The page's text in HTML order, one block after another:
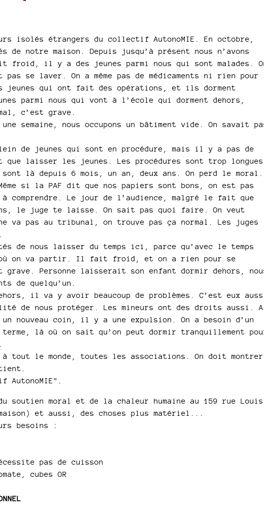
volume.
isolés étrangers du collectif AutonoMIE. En octobre,
de notre maison. Depuis jusqu’à présent nous n’avons
froid, il y a des jeunes parmi nous qui sont malades.
se laver. On a même pas de médicaments ni rien pour
jeunes qui ont fait des opérations, et ils dorment
parmi nous qui vont à l’école qui dorment dehors,
c’est grave.
semaine, nous occupons un bâtiment vide. On savait
de jeunes qui sont en procédure, mais il y a pas de
laisser les jeunes. Les procédures sont trop
là depuis 6 mois, un an, deux ans. On perd le moral.
si la PAF dit que nos papiers sont bons, on est pas
comprendre. Le jour de l’audience, malgré le fait que
le juge te laisse. On sait pas quoi faire. On veut
va pas au tribunal, on trouve pas ça normal. Les juges
de nous laisser du temps ici, parce qu’avec le temps
où on va partir. Il fait froid, et on a rien pour se
grave. Personne laisserait son enfant dormir dehors,
de quelqu’un.
il va y avoir beaucoup de problèmes. C’est eux
de nous protéger. Les mineurs ont des droits aussi. A
un nouveau coin, il y a une expulsion. On a besoin d’un
là où on sait qu’on peut dormir tranquillement
à tout le monde, toutes les associations. On doit montrer
AutonoMIE".
soutien moral et de la chaleur humaine au 159 rue Louis
et aussi, des choses plus matériel...
besoins :
pas de cuisson
cubes OR